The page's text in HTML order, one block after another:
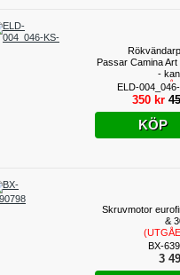
Passar Camina Art
-
ELD-
350 kr
KÖP
Skruvmotor
&
BX-
3